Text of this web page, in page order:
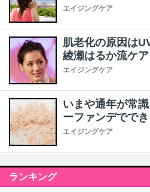
エイジングケア
肌老化の原因は
綾瀬はるか流ケア
エイジングケア
いまや通年が常
ーファンデでで
エイジングケア
ランキング